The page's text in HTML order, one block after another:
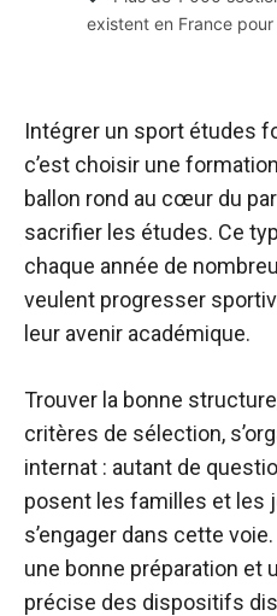
existent en France
Intégrer un sport études
c’est choisir une
ballon rond au cœur du
sacrifier les études. Ce
chaque année de
veulent progresser
leur avenir académique.
Trouver la bonne
critères de sélection,
internat : autant de
posent les familles et les
s’engager dans cette
une bonne préparation et
précise des dispositifs